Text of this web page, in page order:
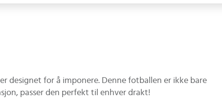
designet for å imponere. Denne fotballen er ikke bare
passer den perfekt til enhver drakt!